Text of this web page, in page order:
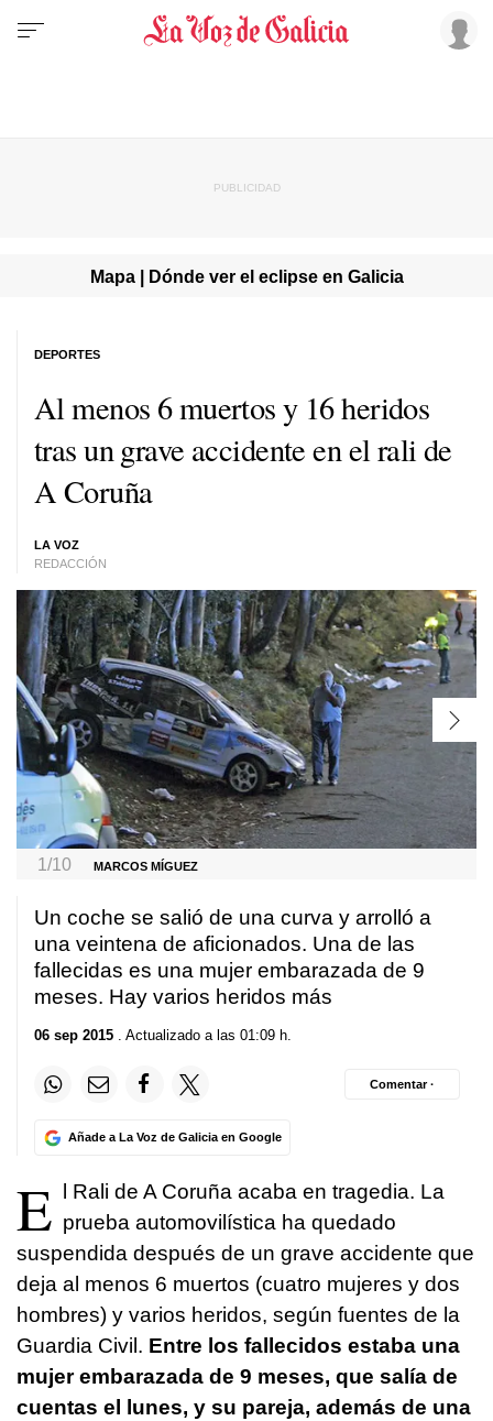
Mapa | Dónde ver el eclipse en Galicia
Al menos 6 muertos y 16 heridos
tras un grave accidente en el rali de
A Coruña
LA VOZ
REDACCIÓN
DEPORTES
1/10 MARCOS MÍGUEZ
Un coche se salió de una curva y arrolló a
una veintena de aficionados. Una de las
fallecidas es una mujer embarazada de 9
meses. Hay varios heridos más
06 sep 2015 . Actualizado a las 01:09 h.
Añade a La Voz de Galicia en Google
Comentar ·
E
l Rali de A Coruña acaba en tragedia. La
prueba automovilística ha quedado
suspendida después de un grave accidente que
deja al menos 6 muertos (cuatro mujeres y dos
hombres) y varios heridos, según fuentes de la
Guardia Civil. Entre los fallecidos estaba una
mujer embarazada de 9 meses, que salía de
cuentas el lunes, y su pareja, además de una